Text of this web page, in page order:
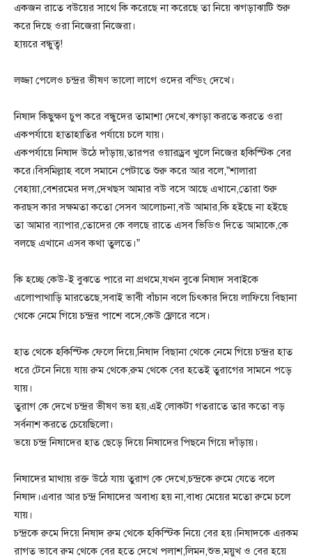
একজন রাতে বউয়ের সাথে কি করেছে না করেছে তা নিয়ে ঝগড়াঝাটি শুরু
করে দিছে ওরা নিজেরা নিজেরা।
হায়রে বন্ধুত্ব!
লজ্জা পেলেও চন্দ্রর ভীষণ ভালো লাগে ওদের বন্ডিং দেখে।
নিষাদ কিছুক্ষণ চুপ করে বন্ধুদের তামাশা দেখে,ঝগড়া করতে করতে ওরা
একপর্যায়ে হাতাহাতির পর্যায়ে চলে যায়।
একপর্যায়ে নিষাদ উঠে দাঁড়ায়,তারপর ওয়ারড্রব খুলে নিজের হকিস্টিক বের
করে।বিসমিল্লাহ বলে সমানে পেটাতে শুরু করে আর বলে,”শালারা
বেহায়া,বেশরমের দল,দেখছস আমার বউ বসে আছে এখানে,তোরা শুরু
করছস কার সক্ষমতা কতো সেসব আলোচনা,বউ আমার,কি হইছে না হইছে
তা আমার ব্যাপার,তোদের কে বলছে রাতে এসব ভিডিও দিতে আমাকে,কে
বলছে এখানে এসব কথা তুলতে।”
কি হচ্ছে কেউ-ই বুঝতে পারে না প্রথমে,যখন বুঝে নিষাদ সবাইকে
এলোপাথাড়ি মারতেছে,সবাই ভাবী বাঁচান বলে চিৎকার দিয়ে লাফিয়ে বিছানা
থেকে নেমে গিয়ে চন্দ্রর পাশে বসে,কেউ ফ্লোরে বসে।
হাত থেকে হকিস্টিক ফেলে দিয়ে,নিষাদ বিছানা থেকে নেমে গিয়ে চন্দ্রর হাত
ধরে টেনে নিয়ে যায় রুম থেকে,রুম থেকে বের হতেই তুরাগের সামনে পড়ে
যায়।
তুরাগ কে দেখে চন্দ্রর ভীষণ ভয় হয়,এই লোকটা গতরাতে তার কতো বড়
সর্বনাশ করতে চেয়েছিলো।
ভয়ে চন্দ্র নিষাদের হাত ছেড়ে দিয়ে নিষাদের পিছনে গিয়ে দাঁড়ায়।
নিষাদের মাথায় রক্ত উঠে যায় তুরাগ কে দেখে,চন্দ্রকে রুমে যেতে বলে
নিষাদ।এবার আর চন্দ্র নিষাদের অবাধ্য হয় না,বাধ্য মেয়ের মতো রুমে চলে
যায়।
চন্দ্রকে রুমে দিয়ে নিষাদ রুম থেকে হকিস্টিক নিয়ে বের হয়।নিষাদকে এরকম
রাগত ভাবে রুম থেকে বের হতে দেখে পলাশ,লিমন,শুভ,ময়ুখ ও বের হয়ে